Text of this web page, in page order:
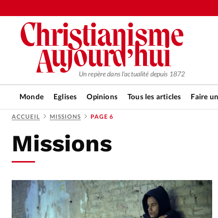
Un repère dans l'actualité depuis 1872
Monde Eglises Opinions Tous les articles Faire
RUBRIQUES
Tous les articles
Actualité internationale
ACCUEIL MISSIONS PAGE 6
Missions